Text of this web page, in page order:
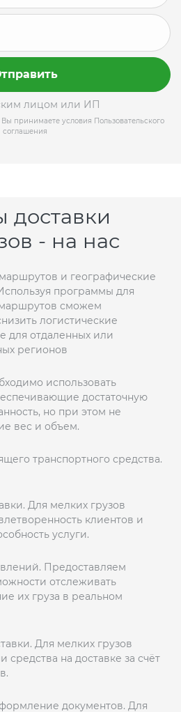
лицом или ИП
принимаете условия Пользовательского
соглашения
доставки
- на нас
и географические
программы для
сможем
логистические
для отдаленных или
регионов
использовать
достаточную
но при этом не
вес и объем.
транспортного средства.
Для мелких грузов
клиентов и
услуги.
Предоставляем
отслеживать
их груза в реальном
Для мелких грузов
на доставке за счёт
документов. Для